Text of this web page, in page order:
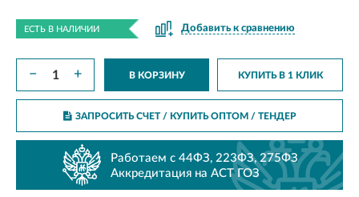
ЕСТЬ В НАЛИЧИИ Добавить к сравнению
− + В КОРЗИНУ КУПИТЬ В 1 КЛИК
ЗАПРОСИТЬ СЧЕТ / КУПИТЬ ОПТОМ/ ТЕНДЕР
Работаем с 44ФЗ, 223ФЗ, 275ФЗ
Аккредитация на АСТ ГОЗ